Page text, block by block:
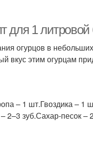
для 1 литровой
огурцов в
вкус этим огурцам
– 1 шт.Гвоздика – 1
зуб.Сахар-песок –